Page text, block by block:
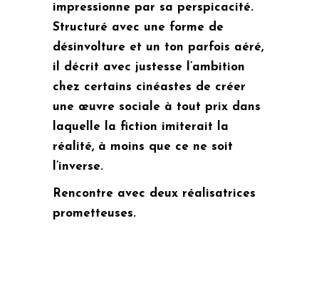
impressionne par sa perspicacité.
Structuré avec une forme de
désinvolture et un ton parfois aéré,
il décrit avec justesse l’ambition
chez certains cinéastes de créer
une œuvre sociale à tout prix dans
laquelle la fiction imiterait la
réalité, à moins que ce ne soit
l’inverse.
Rencontre avec deux réalisatrices
prometteuses.